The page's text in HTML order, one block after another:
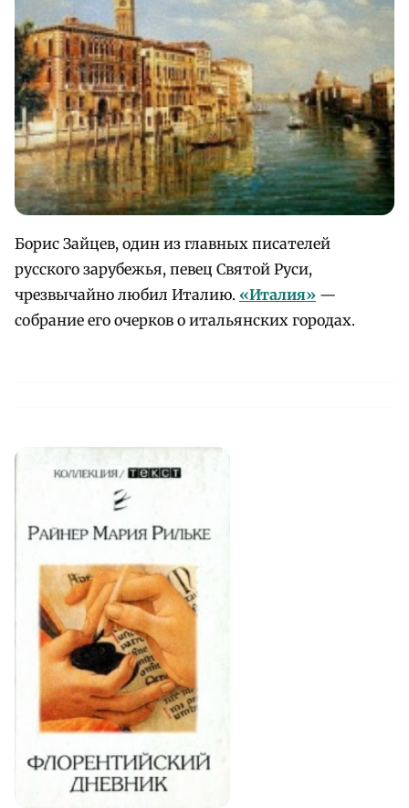
Борис Зайцев, один из главных писателей
русского зарубежья, певец Святой Руси,
чрезвычайно любил Италию. «Италия» —
собрание его очерков о итальянских городах.